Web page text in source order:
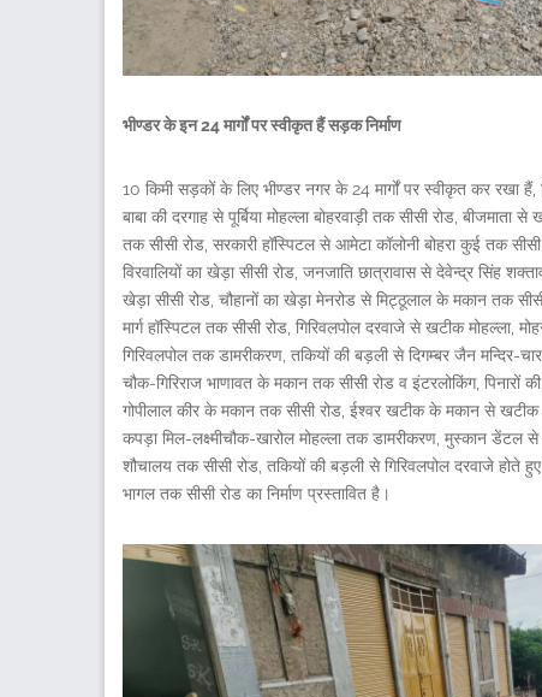
भीण्डर के इन 24 मार्गों पर स्वीकृत हैं सड़क निर्माण
10 किमी सड़कों के लिए भीण्डर नगर के 24 मार्गों पर स्वीकृत कर रखा हैं,
बाबा की दरगाह से पूर्बिया मोहल्ला बोहरवाड़ी तक सीसी रोड,
तक सीसी रोड, सरकारी हॉस्पिटल से आमेटा कॉलोनी बोहरा कुई तक
विरवालियों का खेड़ा सीसी रोड, जनजाति छात्रावास से देवेन्द्र सिंह
खेड़ा सीसी रोड, चौहानों का खेड़ा मेनरोड से मिट्ठूलाल के मकान तक
मार्ग हॉस्पिटल तक सीसी रोड, गिरिवलपोल दरवाजे से खटीक मोहल्ला,
गिरिवलपोल तक डामरीकरण, तकियों की बड़ली से दिगम्बर जैन मन्दिर-
चौक-गिरिराज भाणावत के मकान तक सीसी रोड व इंटरलोकिंग,
गोपीलाल कीर के मकान तक सीसी रोड, ईश्वर खटीक के मकान से खटीक
कपड़ा मिल-लक्ष्मीचौक-खारोल मोहल्ला तक डामरीकरण, मुस्कान
शौचालय तक सीसी रोड, तकियों की बड़ली से गिरिवलपोल दरवाजे होते
भागल तक सीसी रोड का निर्माण प्रस्तावित है।